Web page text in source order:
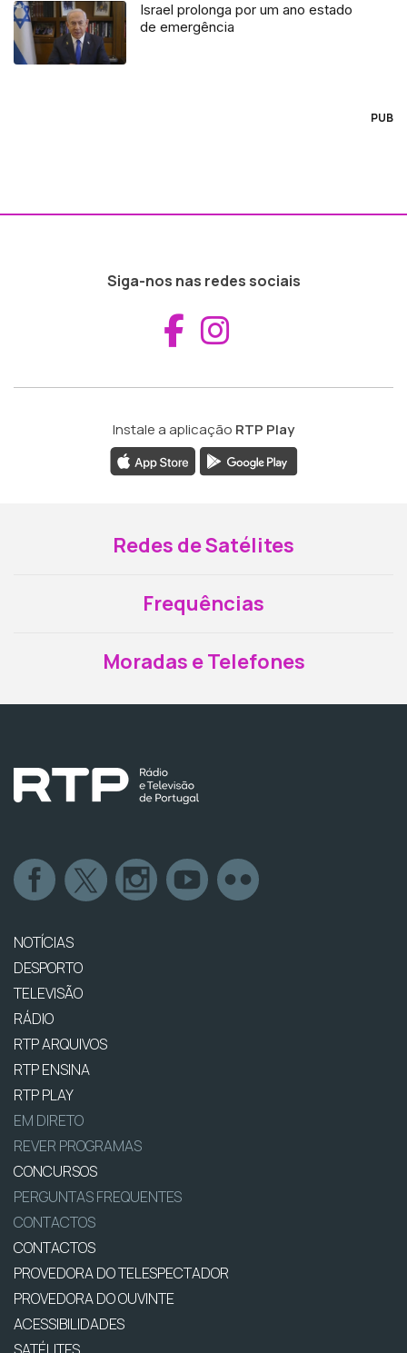
Israel prolonga por um ano estado
de emergência
PUB
Siga-nos nas redes sociais
Aceder ao
Instale a aplicação RTP Play
Redes de Satélites
Frequências
Moradas e Telefones
NOTÍCIAS
DESPORTO
TELEVISÃO
RÁDIO
RTP ARQUIVOS
RTP ENSINA
RTP PLAY
EM DIRETO
REVER PROGRAMAS
CONCURSOS
PERGUNTAS FREQUENTES
CONTACTOS
CONTACTOS
PROVEDORA DO TELESPECTADOR
PROVEDORA DO OUVINTE
ACESSIBILIDADES